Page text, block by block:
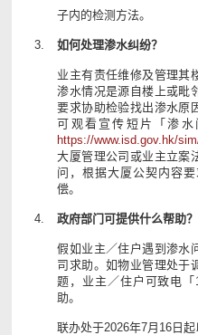
子内的检测方法。
如何处理渗水纠纷？
业主有责任维修及管理其
渗水情况是源自楼上或毗
要求协助检验找出渗水原
可观看宣传短片「渗
https://www.isd.gov.hk/
大厦管理公司或业主立案
问，根据大厦公契内容
偿。
政府部门可提供什么帮助？
假如业主／住户遇到渗水
司求助。如物业管理处于
题，业主／住户可致电
助。
联办处于2026年7月16日